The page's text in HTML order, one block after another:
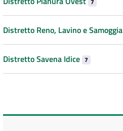
Distretto Reno, Lavino e Samoggia
Distretto Savena Idice 7